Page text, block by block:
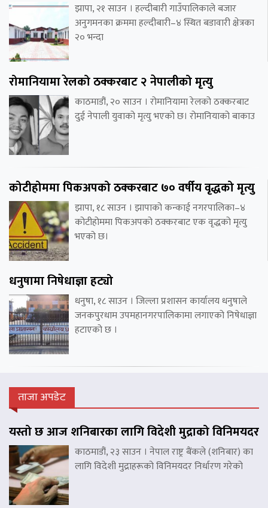
झापा, २१ साउन । हल्दीबारी गाउँपालिकाले बजार
अनुगमनका क्रममा हल्दीबारी–४ स्थित बडावारी क्षेत्रका
२० भन्दा
रोमानियामा रेलको ठक्करबाट २ नेपालीको मृत्यु
काठमाडौं, २० साउन । रोमानियामा रेलको ठक्करबाट
दुई नेपाली युवाको मृत्यु भएको छ। रोमानियाको बाकाउ
कोटीहोममा पिकअपको ठक्करबाट ७० वर्षीय वृद्धको मृत्यु
झापा, १८ साउन । झापाको कन्काई नगरपालिका–४
कोटीहोममा पिकअपको ठक्करबाट एक वृद्धको मृत्यु
भएको छ।
धनुषामा निषेधाज्ञा हट्यो
धनुषा, १८ साउन । जिल्ला प्रशासन कार्यालय धनुषाले
जनकपुरधाम उपमहानगरपालिकामा लगाएको निषेधाज्ञा
हटाएको छ ।
ताजा अपडेट
यस्तो छ आज शनिबारका लागि विदेशी मुद्राको विनिमयदर
काठमाडौं, २३ साउन । नेपाल राष्ट्र बैंकले (शनिबार) का
लागि विदेशी मुद्राहरूको विनिमयदर निर्धारण गरेको